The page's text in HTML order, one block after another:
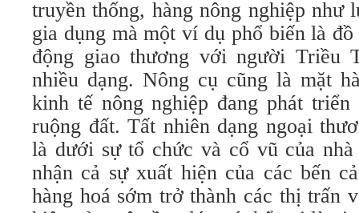
truyền thống, hàng nông nghiệp như
gia dụng mà một ví dụ phổ biến là
động giao thương với người Triều
nhiều dạng. Nông cụ cũng là mặt
kinh tế nông nghiệp đang phát
ruộng đất. Tất nhiên dạng ngoại
là dưới sự tổ chức và cổ vũ của
nhận cả sự xuất hiện của các bến
hàng hoá sớm trở thành các thị trấn